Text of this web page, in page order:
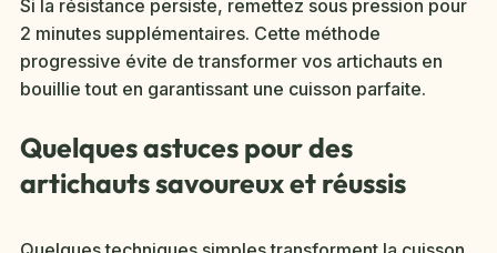
Si la résistance persiste, remettez sous pression pour
2 minutes supplémentaires. Cette méthode
progressive évite de transformer vos artichauts en
bouillie tout en garantissant une cuisson parfaite.
Quelques astuces pour des
artichauts savoureux et réussis